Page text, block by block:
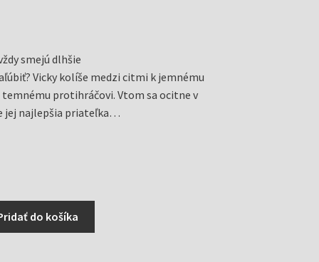
smejú dlhšie
Vicky kolíše medzi citmi k jemnému
temnému protihráčovi. Vtom sa ocitne v
jej najlepšia priateľka…
do košíka